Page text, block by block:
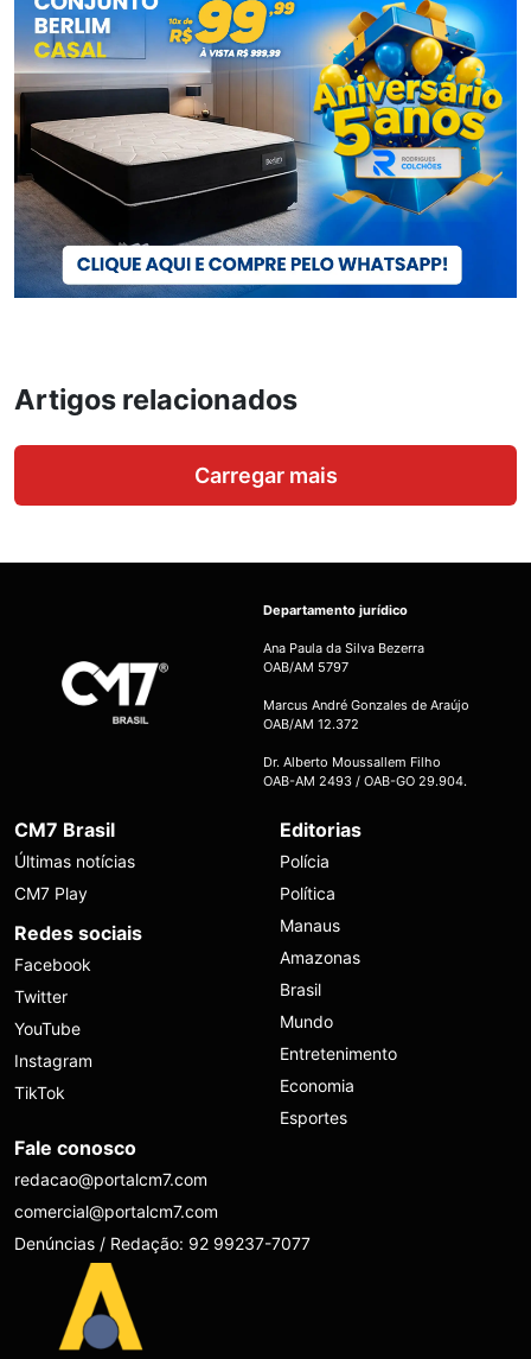
Artigos relacionados
Carregar mais
Departamento jurídico
Ana Paula da Silva Bezerra
OAB/AM 5797
Marcus André Gonzales de Araújo
OAB/AM 12.372
Dr. Alberto Moussallem Filho
OAB-AM 2493 / OAB-GO 29.904.
CM7 Brasil
Últimas notícias
CM7 Play
Redes sociais
Facebook
Twitter
YouTube
Instagram
TikTok
Editorias
Polícia
Política
Manaus
Amazonas
Brasil
Mundo
Entretenimento
Economia
Esportes
Fale conosco
redacao@portalcm7.com
comercial@portalcm7.com
Denúncias / Redação: 92 99237-7077